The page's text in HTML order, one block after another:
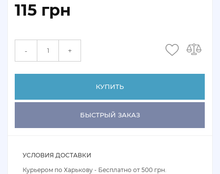
115 грн
- +
КУПИТЬ
БЫСТРЫЙ ЗАКАЗ
УСЛОВИЯ ДОСТАВКИ
Курьером по Харькову - Бесплатно от 500 грн.